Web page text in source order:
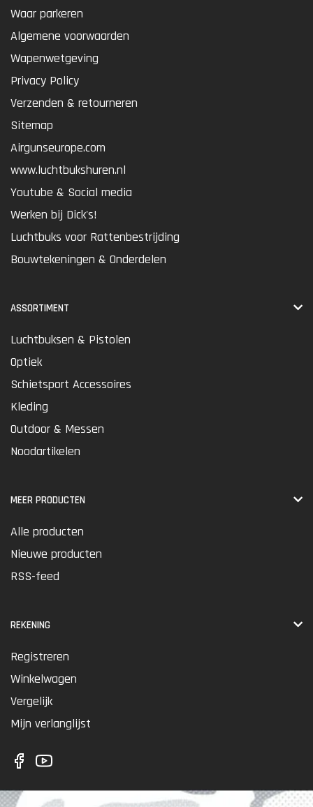
Waar parkeren
Algemene voorwaarden
Wapenwetgeving
Privacy Policy
Verzenden & retourneren
Sitemap
Airgunseurope.com
www.luchtbukshuren.nl
Youtube & Social media
Werken bij Dick's!
Luchtbuks voor Rattenbestrijding
Bouwtekeningen & Onderdelen
ASSORTIMENT
Luchtbuksen & Pistolen
Optiek
Schietsport Accessoires
Kleding
Outdoor & Messen
Noodartikelen
MEER PRODUCTEN
Alle producten
Nieuwe producten
RSS-feed
REKENING
Registreren
Winkelwagen
Vergelijk
Mijn verlanglijst